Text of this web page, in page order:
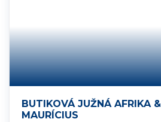
BUTIKOVÁ JUŽNÁ AFRIKA
MAURÍCIUS